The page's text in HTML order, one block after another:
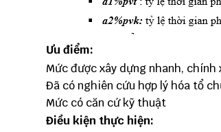
Ưu điểm:
Mức được xây dựng nhanh, chính
Đã có nghiên cứu hợp lý hóa tổ
Mức có căn cứ kỹ thuật
Điều kiện thực hiện: